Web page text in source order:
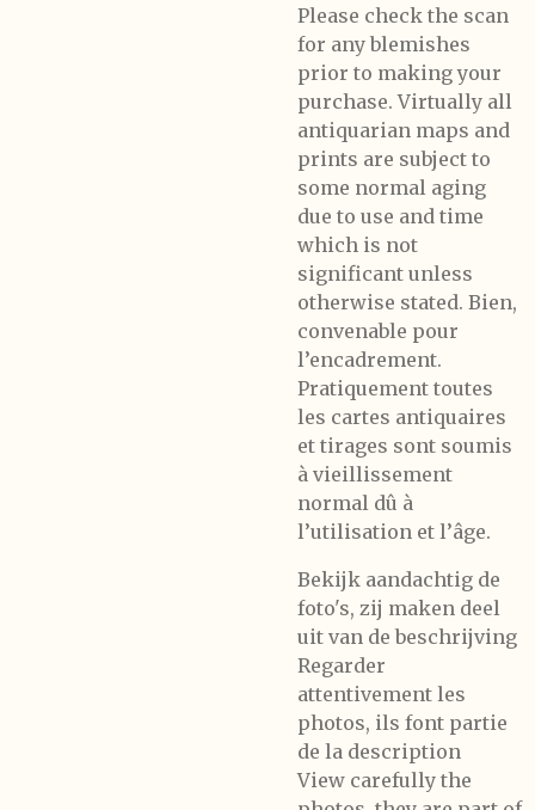
Please check the scan
for any blemishes
prior to making your
purchase. Virtually all
antiquarian maps and
prints are subject to
some normal aging
due to use and time
which is not
significant unless
otherwise stated. Bien,
convenable pour
l’encadrement.
Pratiquement toutes
les cartes antiquaires
et tirages sont soumis
à vieillissement
normal dû à
l’utilisation et l’âge.
Bekijk aandachtig de
foto's, zij maken deel
uit van de beschrijving
Regarder
attentivement les
photos, ils font partie
de la description
View carefully the